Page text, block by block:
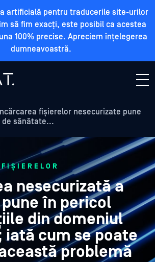
artificială pentru traducerile site-urilor
să fim exacți, este posibil ca acestea
100% precise. Apreciem înțelegerea
dumneavoastră.
Încărcarea fișierelor nesecurizate pune
sănătate...
nesecurizată a
în pericol
din domeniul
cum se poate
problemă